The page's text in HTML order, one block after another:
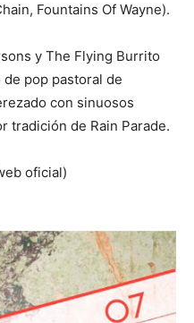
Fountains Of Wayne).
y The Flying Burrito
pop pastoral de
con sinuosos
tradición de Rain Parade.
oficial)